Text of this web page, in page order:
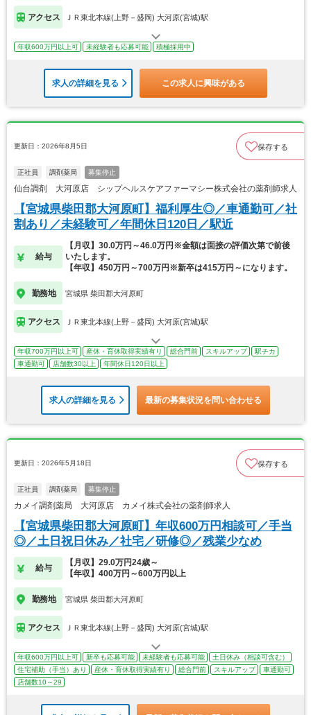
アクセス ＪＲ東北本線(上野－盛岡) 大河原(宮城)駅
年収600万円以上可 未経験者も応募可能 積極採用中
求人の詳細を見る この求人に興味がある
更新日：2026年8月5日 保存する
正社員 調剤薬局 募集停止
仙台調剤 大河原店 シップヘルスケアファーマシー株式会社の薬剤師求人
【宮城県柴田郡大河原町】福利厚生◎／車通勤可／社
割あり／未経験可／年間休日120日／駅近
給与
【月収】30.0万円～46.0万円※金額は面接の評価次第で前後
いたします。
【年収】450万円～700万円※新卒は415万円～になります。
勤務地 宮城県 柴田郡大河原町
アクセス ＪＲ東北本線(上野－盛岡) 大河原(宮城)駅
年収700万円以上可 産休・育休取得実績有り 総合門前 スキルアップ
駅チカ
車通勤可
店舗数30以上 年間休日120日以上
求人の詳細を見る 最新の募集状況を問い合わせる
更新日：2026年5月18日 保存する
正社員 調剤薬局 募集停止
カメイ調剤薬局 大河原店 カメイ株式会社の薬剤師求人
【宮城県柴田郡大河原町】年収600万円相談可／手当
◎／土日祝日休み／社宅／研修◎／残業少なめ
給与
【月収】29.0万円24歳～
【年収】400万円～600万円以上
勤務地 宮城県 柴田郡大河原町
アクセス ＪＲ東北本線(上野－盛岡) 大河原(宮城)駅
年収600万円以上可 新卒も応募可能 未経験者も応募可能
土日休み（相談可含む）
住宅補助（手当）あり
産休・育休取得実績有り 総合門前 スキルアップ
車通勤可
店舗数10～29